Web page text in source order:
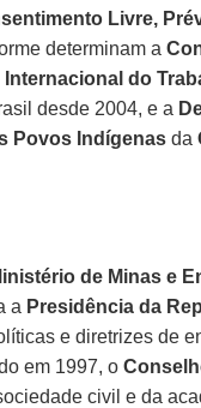
Livre,
determinam a
do
desde 2004, e a
Povos Indígenas da
de Minas e
a Presidência da
e diretrizes de
em 1997, o
civil e da